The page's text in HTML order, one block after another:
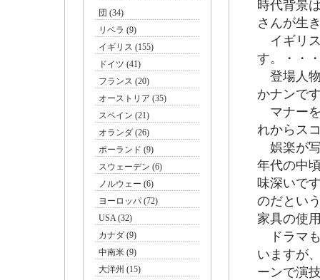
団 (34)
リベラ (9)
イギリス (155)
ドイツ (41)
フランス (20)
オーストリア (35)
スペイン (21)
オランダ (26)
ポーランド (9)
スウェーデン (6)
ノルウェー (6)
ヨーロッパ (72)
USA (32)
カナダ (9)
中南米 (9)
大洋州 (15)
時代背景
さんが生
イギリ
す。・・
登場人
かナンで
マナー
れからス
娯楽が写
年代の中
味深いで
のだとい
家具の使
ドラマ
いますが
ーンで演